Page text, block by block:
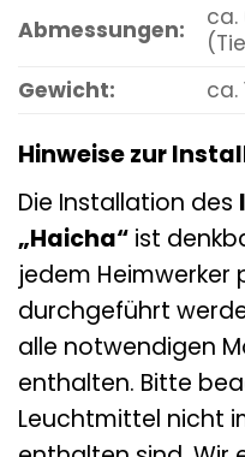
Abmessungen:
ca.
Gewicht:
ca.
Hinweise zur
Die Installation des
„Haicha“ ist
jedem Heimwerker
durchgeführt
alle notwendigen
enthalten. Bitte
Leuchtmittel nicht